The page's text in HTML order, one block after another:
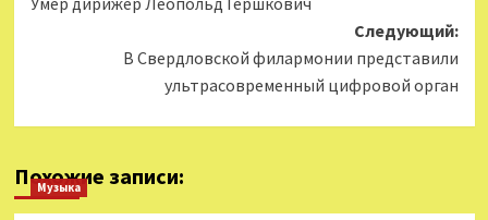
записи
Следующий:
В Свердловской филармонии представили
ультрасовременный цифровой орган
Похожие записи:
Музыка